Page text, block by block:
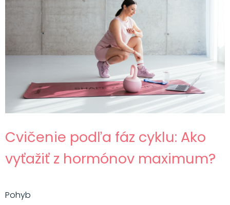
Cvičenie podľa fáz cyklu: Ako
vyťažiť z hormónov maximum?
Pohyb